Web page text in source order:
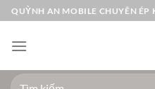
Bỏ
qua
nội
QUỲNH AN MOBILE CHUYÊN ÉP
Tìm